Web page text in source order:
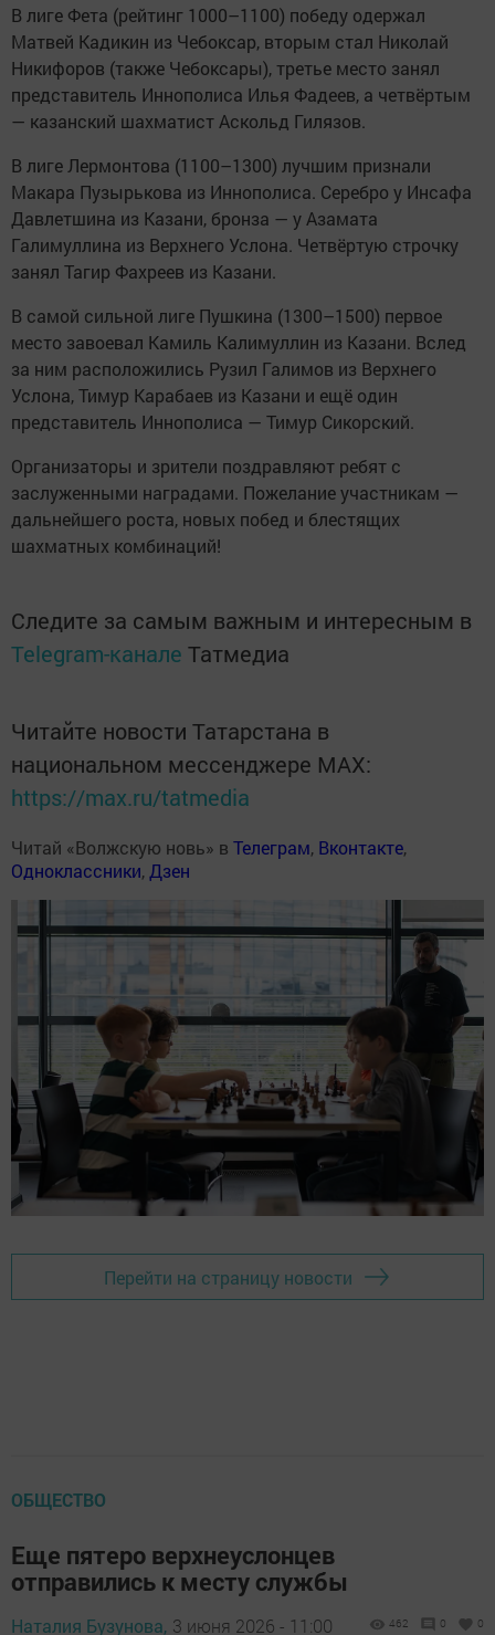
В лиге Фета (рейтинг 1000–1100) победу одержал
Матвей Кадикин из Чебоксар, вторым стал Николай
Никифоров (также Чебоксары), третье место занял
представитель Иннополиса Илья Фадеев, а четвёртым
— казанский шахматист Аскольд Гилязов.
В лиге Лермонтова (1100–1300) лучшим признали
Макара Пузырькова из Иннополиса. Серебро у Инсафа
Давлетшина из Казани, бронза — у Азамата
Галимуллина из Верхнего Услона. Четвёртую строчку
занял Тагир Фахреев из Казани.
В самой сильной лиге Пушкина (1300–1500) первое
место завоевал Камиль Калимуллин из Казани. Вслед
за ним расположились Рузил Галимов из Верхнего
Услона, Тимур Карабаев из Казани и ещё один
представитель Иннополиса — Тимур Сикорский.
Организаторы и зрители поздравляют ребят с
заслуженными наградами. Пожелание участникам —
дальнейшего роста, новых побед и блестящих
шахматных комбинаций!
Следите за самым важным и интересным в
Telegram-канале Татмедиа
Читайте новости Татарстана в
национальном мессенджере MАХ:
https://max.ru/tatmedia
Читай «Волжскую новь» в Телеграм, Вконтакте,
Одноклассники,Дзен
Перейти на страницу новости
ОБЩЕСТВО
Еще пятеро верхнеуслонцев
отправились к месту службы
Наталия Бузунова, 3 июня 2026 - 11:00 462 0 0